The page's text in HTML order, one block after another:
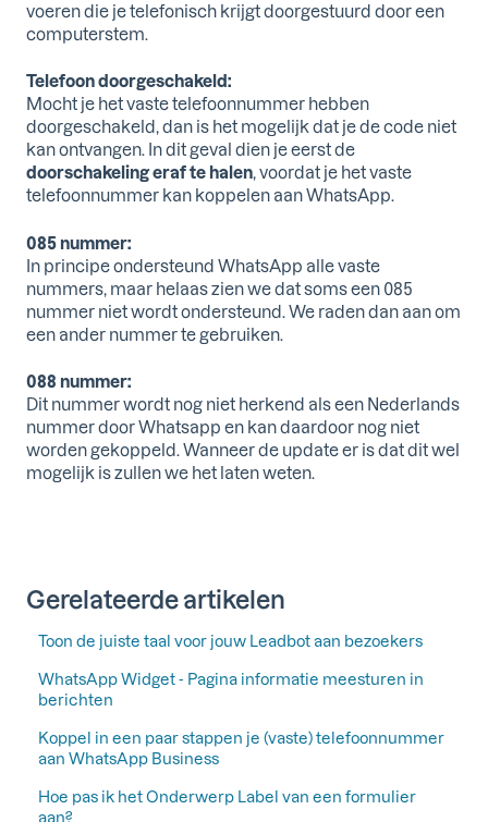
voeren die je telefonisch krijgt doorgestuurd door een
computerstem.
Telefoon doorgeschakeld:
Mocht je het vaste telefoonnummer hebben
doorgeschakeld, dan is het mogelijk dat je de code niet
kan ontvangen. In dit geval dien je eerst de
doorschakeling eraf te halen, voordat je het vaste
telefoonnummer kan koppelen aan WhatsApp.
085 nummer:
In principe ondersteund WhatsApp alle vaste
nummers, maar helaas zien we dat soms een 085
nummer niet wordt ondersteund. We raden dan aan om
een ander nummer te gebruiken.
088 nummer:
Dit nummer wordt nog niet herkend als een Nederlands
nummer door Whatsapp en kan daardoor nog niet
worden gekoppeld. Wanneer de update er is dat dit wel
mogelijk is zullen we het laten weten.
Gerelateerde artikelen
Toon de juiste taal voor jouw Leadbot aan bezoekers
WhatsApp Widget - Pagina informatie meesturen in
berichten
Koppel in een paar stappen je (vaste) telefoonnummer
aan WhatsApp Business
Hoe pas ik het Onderwerp Label van een formulier
aan?